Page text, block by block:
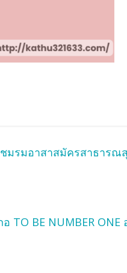
มรมอาสาสมัครสาธารณ
BE NUMBER ONE